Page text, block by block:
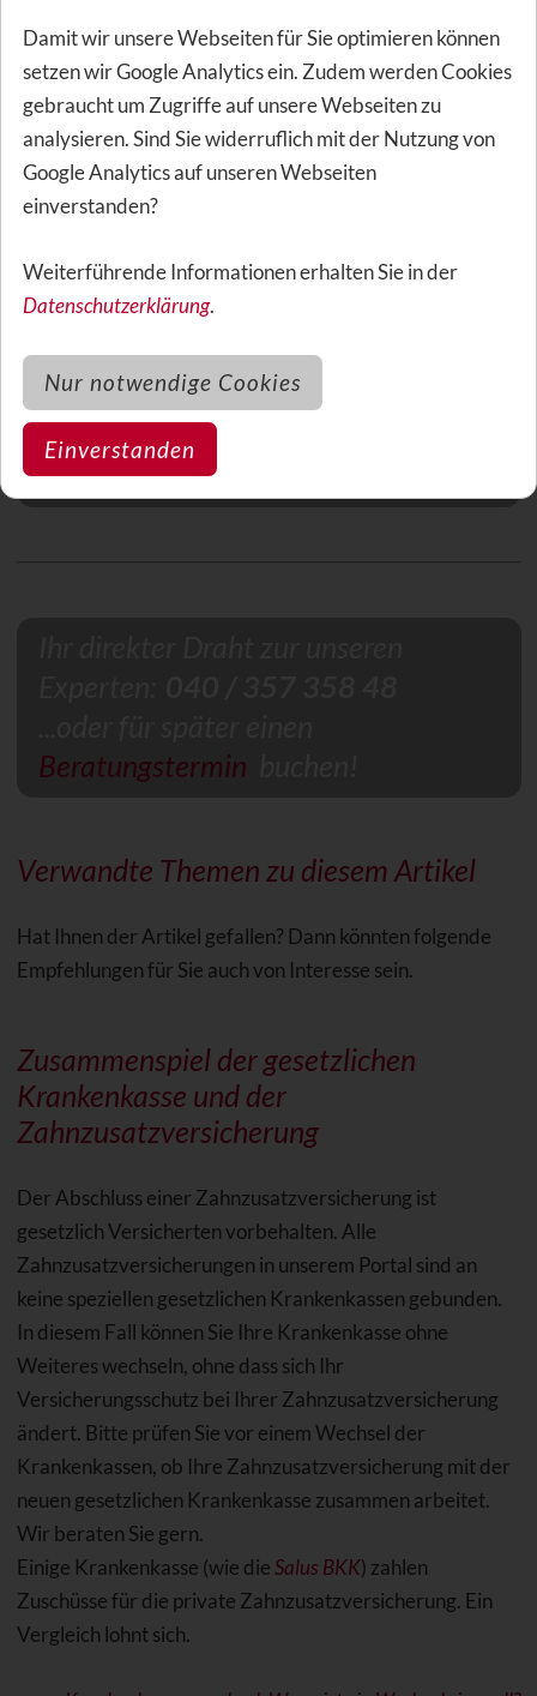
Zurück zu den
häufigen Fragen zu
Zahnzusatzversicherungen
Gut beraten - besser versorgt
Welche Zahnzusatzversicherung für Sie die richtige ist,
hängt stark von Ihrem Zahnstatus ab. Wir begleiten Sie
den für Sie besten Tarif.
Meinen Top-Tarif finden
Beratungstermin
Verwandte Themen zu diesem Artikel
Hat Ihnen der Artikel gefallen? Dann könnten folgende
Empfehlungen für Sie auch von Interesse sein.
Zusammenspiel der gesetzlichen
Krankenkasse und der
Zahnzusatzversicherung
Der Abschluss einer Zahnzusatzversicherung ist
gesetzlich Versicherten vorbehalten. Alle
Zahnzusatzversicherungen in unserem Portal sind an
keine speziellen gesetzlichen Krankenkassen gebunden.
In diesem Fall können Sie Ihre Krankenkasse ohne
Weiteres wechseln, ohne dass sich Ihr
Versicherungsschutz bei Ihrer Zahnzusatzversicherung
ändert. Bitte prüfen Sie vor einem Wechsel der
Krankenkassen, ob Ihre Zahnzusatzversicherung mit der
neuen gesetzlichen Krankenkasse zusammen arbeitet.
Wir beraten Sie gern.
Einige Krankenkasse (wie dieSalus BKK) zahlen
Zuschüsse für die private Zahnzusatzversicherung. Ein
Vergleich lohnt sich.
Damit wir unsere Webseiten für Sie optimieren können
setzen wir Google Analytics ein. Zudem werden Cookies
gebraucht um Zugriffe auf unsere Webseiten zu
analysieren. Sind Sie widerruflich mit der Nutzung von
Google Analytics auf unseren Webseiten
einverstanden?
Weiterführende Informationen erhalten Sie in der
Datenschutzerklärung.
Nur notwendige Cookies
Einverstanden